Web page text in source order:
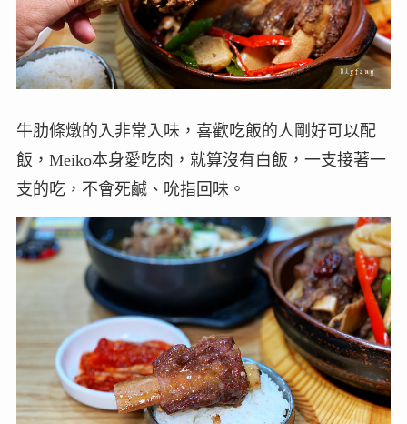
牛肋條燉的入非常入味，喜歡吃飯的人剛好可以配
飯，Meiko本身愛吃肉，就算沒有白飯，一支接著一
支的吃，不會死鹹、吮指回味。